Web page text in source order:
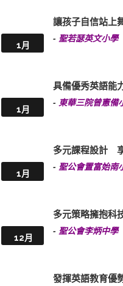
1月
讓孩子自信站上
- 聖若瑟英文小學
1月
具備優秀英語
- 東華三院曾憲備
1月
多元課程設計
- 聖公會置富始南
12月
多元策略擁抱
- 聖公會李炳中學
發揮英語教育